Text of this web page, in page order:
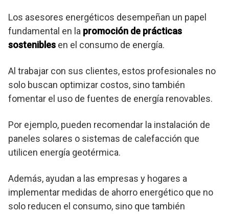
Los asesores energéticos desempeñan un papel
fundamental en la promoción de prácticas
sostenibles en el consumo de energía.
Al trabajar con sus clientes, estos profesionales no
solo buscan optimizar costos, sino también
fomentar el uso de fuentes de energía renovables.
Por ejemplo, pueden recomendar la instalación de
paneles solares o sistemas de calefacción que
utilicen energía geotérmica.
Además, ayudan a las empresas y hogares a
implementar medidas de ahorro energético que no
solo reducen el consumo, sino que también